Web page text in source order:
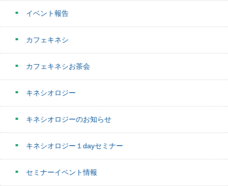
イベント報告
カフェキネシ
カフェキネシお茶会
キネシオロジー
キネシオロジーのお知らせ
キネシオロジー１dayセミナー
セミナーイベント情報